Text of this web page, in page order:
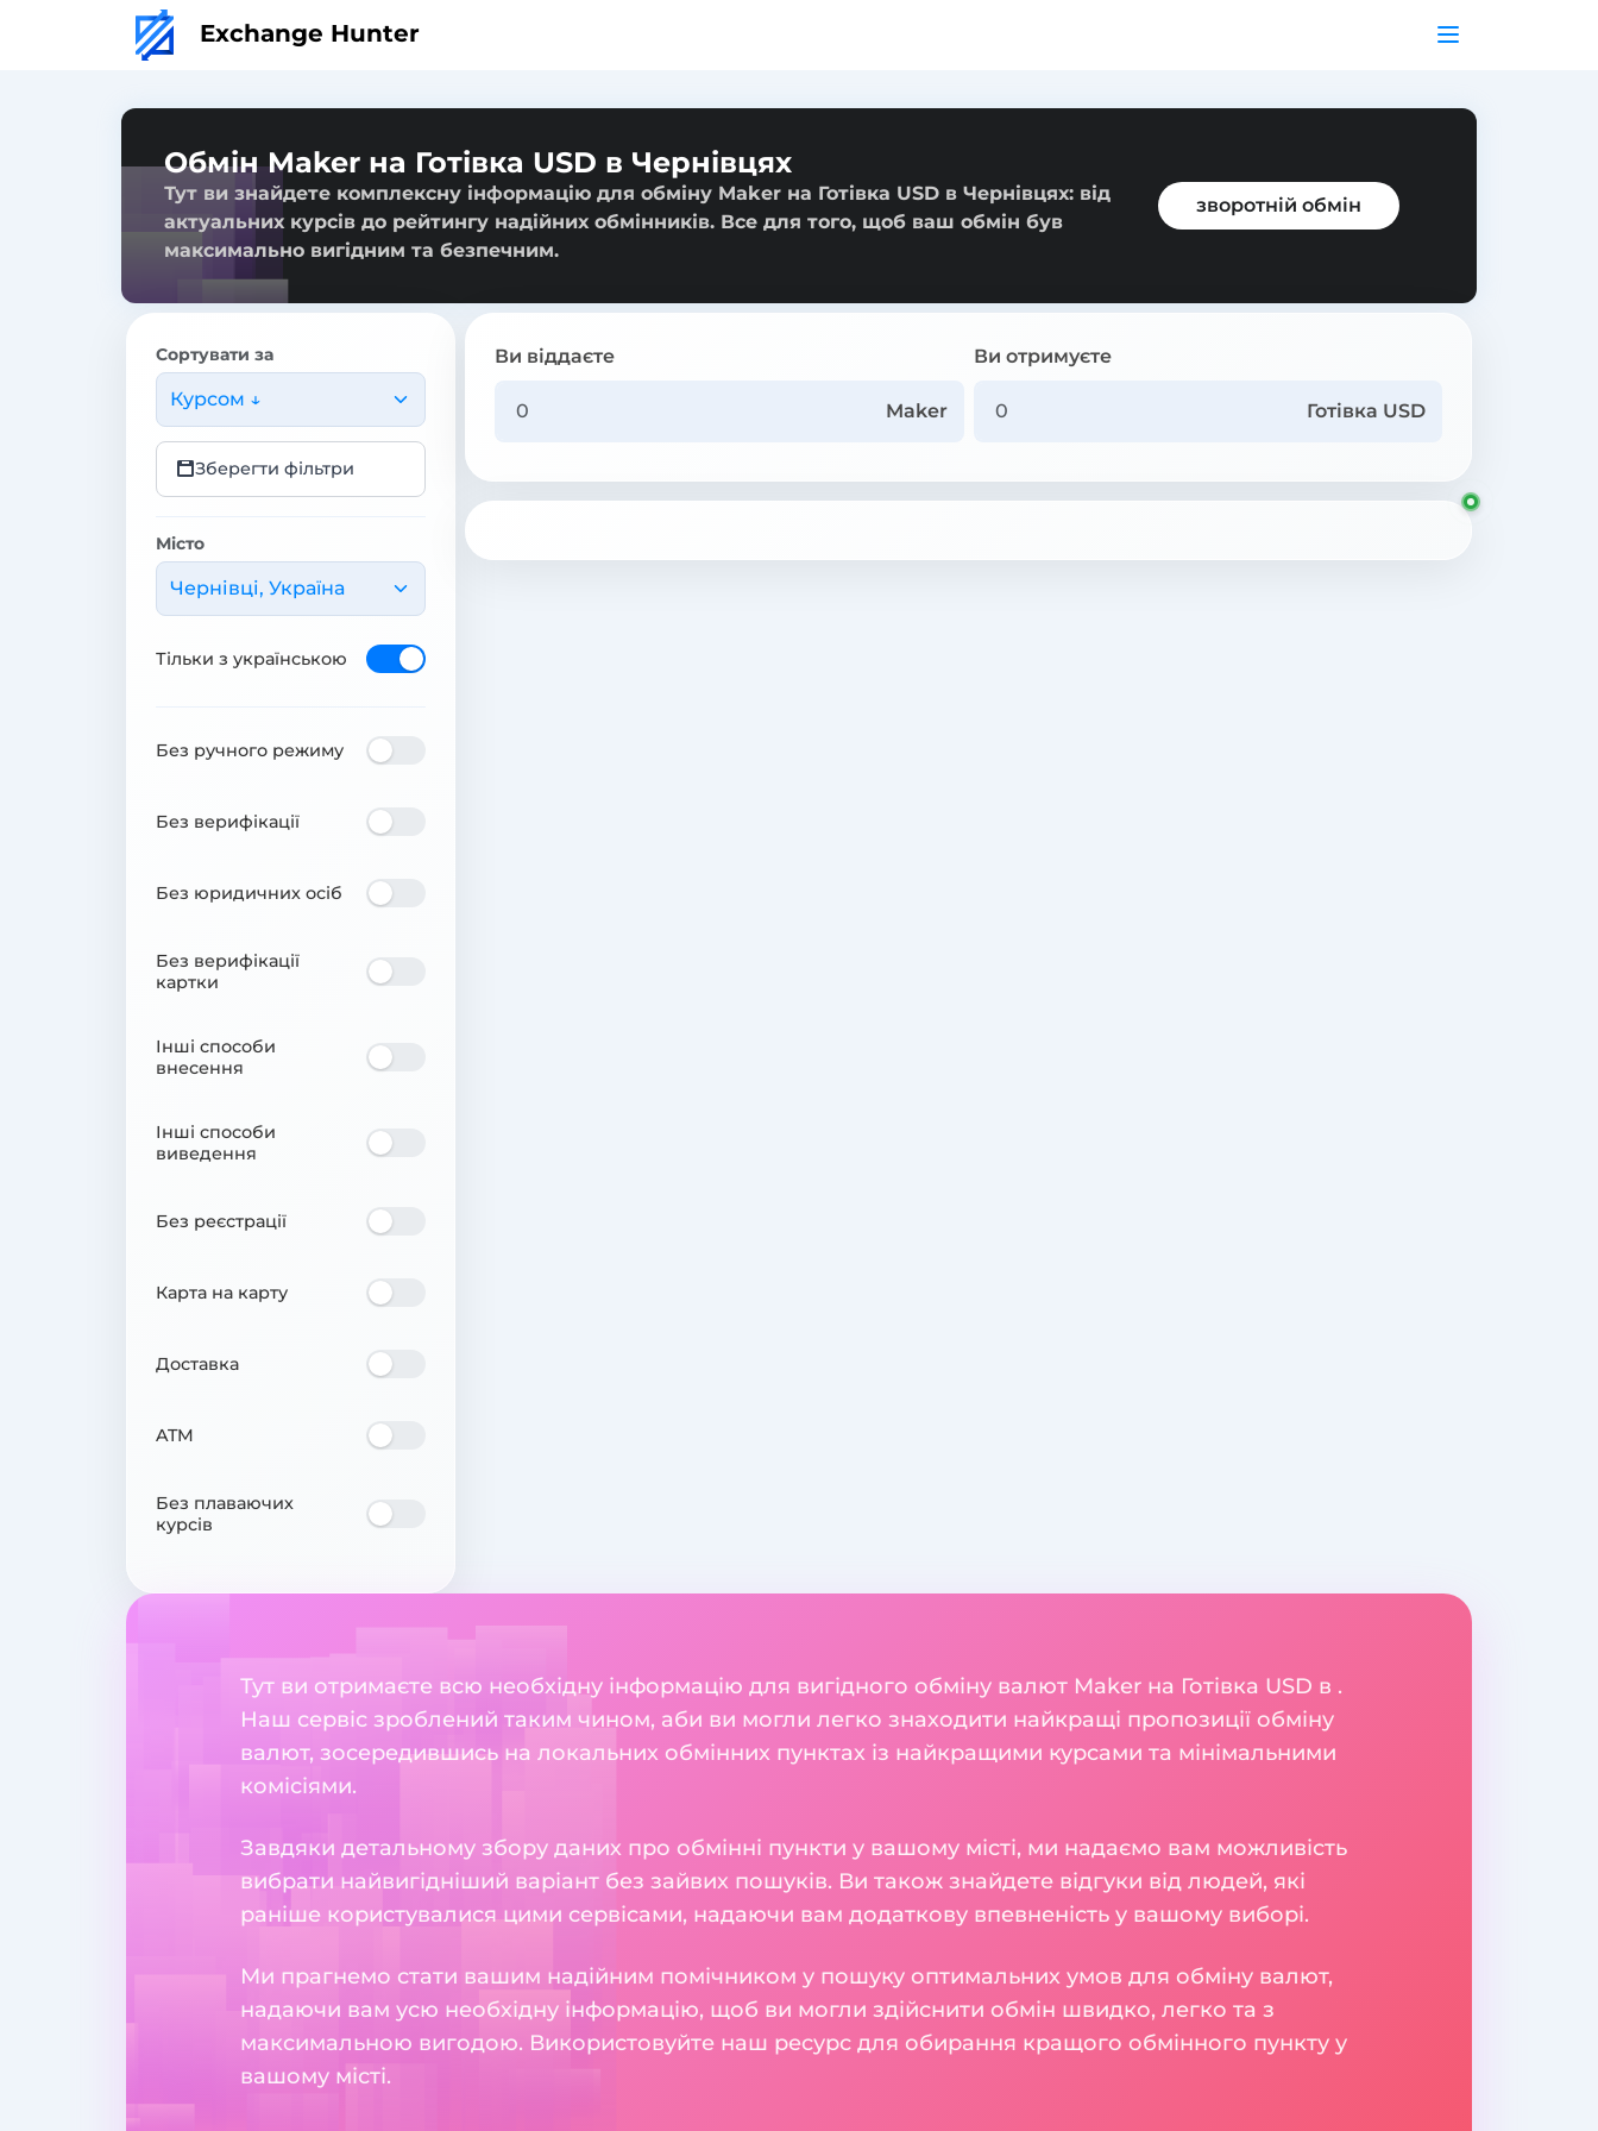
Exchange Hunter
Обмін Maker на Готівка USD в Чернівцях
Тут ви знайдете комплексну інформацію для обміну Maker на Готівка USD в Чернівцях: від
актуальних курсів до рейтингу надійних обмінників. Все для того, щоб ваш обмін був
максимально вигідним та безпечним.
зворотній обмін
Сортувати за
Курсом ↓
Зберегти фільтри
Місто
Чернівці, Україна
Тільки з українською
Без ручного режиму
Без верифікації
Без юридичних осіб
Без верифікації
картки
Інші способи
внесення
Інші способи
виведення
Без реєстрації
Карта на карту
Доставка
ATM
Без плаваючих
курсів
Ви віддаєте
Maker
Ви отримуєте
Готівка USD
Тут ви отримаєте всю необхідну інформацію для вигідного обміну валют Maker на Готівка USD в .
Наш сервіс зроблений таким чином, аби ви могли легко знаходити найкращі пропозиції обміну
валют, зосередившись на локальних обмінних пунктах із найкращими курсами та мінімальними
комісіями.
Завдяки детальному збору даних про обмінні пункти у вашому місті, ми надаємо вам можливість
вибрати найвигідніший варіант без зайвих пошуків. Ви також знайдете відгуки від людей, які
раніше користувалися цими сервісами, надаючи вам додаткову впевненість у вашому виборі.
Ми прагнемо стати вашим надійним помічником у пошуку оптимальних умов для обміну валют,
надаючи вам усю необхідну інформацію, щоб ви могли здійснити обмін швидко, легко та з
максимальною вигодою. Використовуйте наш ресурс для обирання кращого обмінного пункту у
вашому місті.